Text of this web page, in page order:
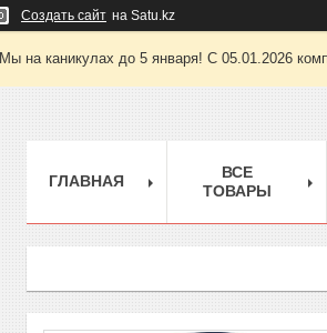
Создать сайт на Satu.kz
Мы на каникулах до 5 января! С 05.01.2026
ГЛАВНАЯ
ВСЕ
ТОВАРЫ